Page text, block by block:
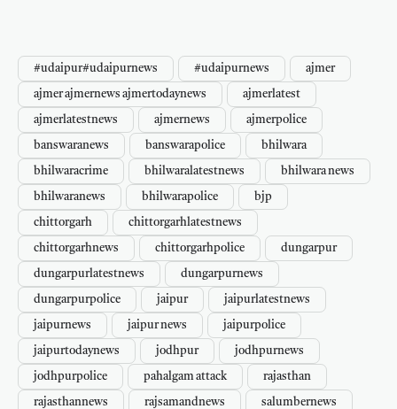
#udaipur#udaipurnews #udaipurnews ajmer
ajmer ajmernews ajmertodaynews ajmerlatest
ajmerlatestnews ajmernews ajmerpolice
banswaranews banswarapolice bhilwara
bhilwaracrime bhilwaralatestnews bhilwara news
bhilwaranews bhilwarapolice bjp
chittorgarh chittorgarhlatestnews
chittorgarhnews chittorgarhpolice dungarpur
dungarpurlatestnews dungarpurnews
dungarpurpolice jaipur jaipurlatestnews
jaipurnews jaipur news jaipurpolice
jaipurtodaynews jodhpur jodhpurnews
jodhpurpolice pahalgam attack rajasthan
rajasthannews rajsamandnews salumbernews